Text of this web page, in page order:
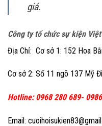
giá.
Công ty tổ chức sự kiện
Địa Chỉ: Cơ sở 1: 152 Hoa
Cơ sở 2: Số 11 ngõ 137 Mỹ
Hotline: 0968 280 689-
Email: